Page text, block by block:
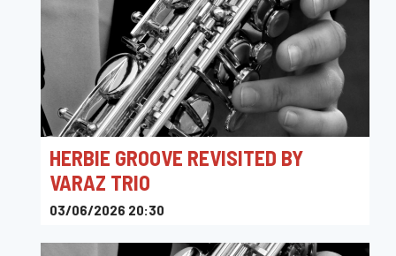
HERBIE GROOVE REVISITED BY
VARAZ TRIO
03/06/2026 20:30